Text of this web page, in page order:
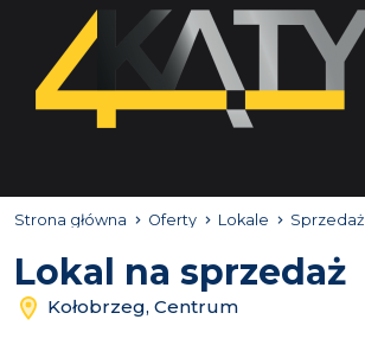
Strona główna Oferty Lokale Sprzedaż
Lokal na sprzedaż
Kołobrzeg, Centrum